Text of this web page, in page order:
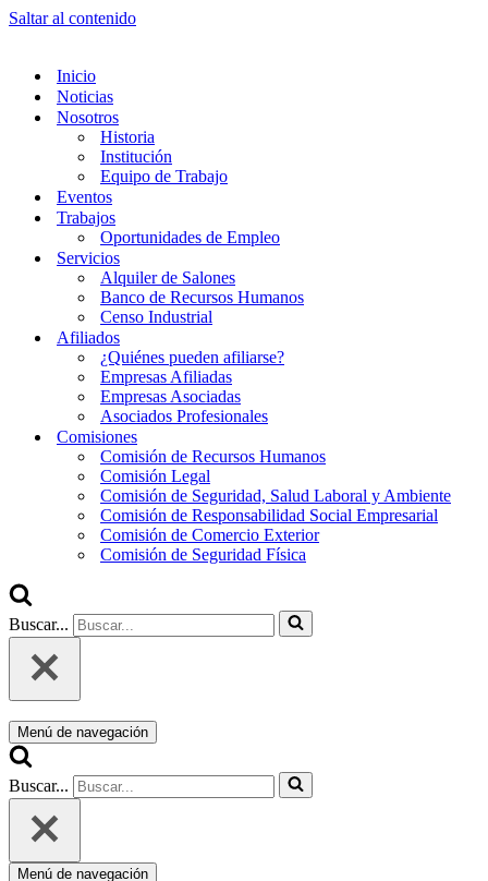
Saltar al contenido
Inicio
Noticias
Nosotros
Historia
Institución
Equipo de Trabajo
Eventos
Trabajos
Oportunidades de Empleo
Servicios
Alquiler de Salones
Banco de Recursos Humanos
Censo Industrial
Afiliados
¿Quiénes pueden afiliarse?
Empresas Afiliadas
Empresas Asociadas
Asociados Profesionales
Comisiones
Comisión de Recursos Humanos
Comisión Legal
Comisión de Seguridad, Salud Laboral y Ambiente
Comisión de Responsabilidad Social Empresarial
Comisión de Comercio Exterior
Comisión de Seguridad Física
Buscar...
Menú de navegación
Buscar...
Menú de navegación